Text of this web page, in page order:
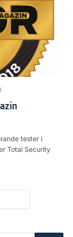
tester i
Total Security